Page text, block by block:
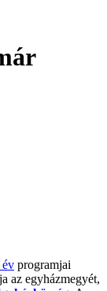
év programjai
az egyházmegyét,